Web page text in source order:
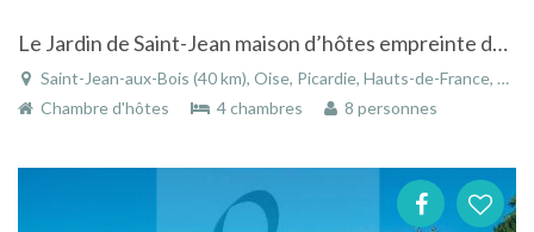
Le Jardin de Saint-Jean maison d’hôtes empreinte de charme à Saint-Jean-aux-Bois
Saint-Jean-aux-Bois (40 km), Oise, Picardie, Hauts-de-France, France
Chambre d'hôtes
4 chambres 8 personnes